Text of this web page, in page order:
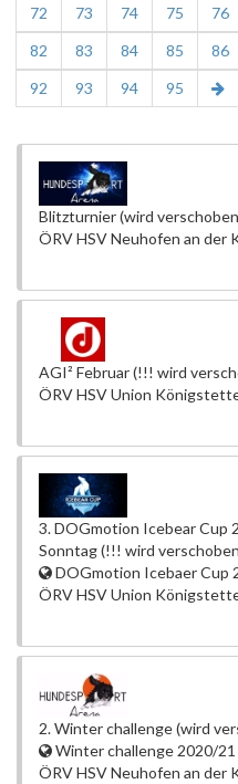
72
73 74 75 76
82
83 84 85 86
92
93 94 95
Blitzturnier (wird
ÖRV HSV Neuhofen an der
AGI² Februar (!!! wird
ÖRV HSV Union
3. DOGmotion Icebear Cup
Sonntag (!!! wird
DOGmotion Icebaer Cup
ÖRV HSV Union
2. Winter challenge (wird
Winter challenge 2020/21
ÖRV HSV Neuhofen an der